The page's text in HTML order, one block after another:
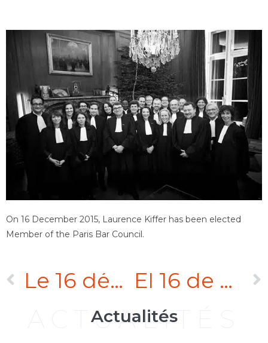
On 16 December 2015, Laurence Kiffer has been elected
Member of the Paris Bar Council.
Le 16 décembre 2015, Laurence Kiffer a été élue Membre du Conseil de l’Ordre du Barreau de Paris. El 16 de diciembre de 2015, Laurence Kiffer ha sido elegida Miembro del Consejo del Colegio de Abogados de Paris.
ACTUALITÉS
Actualités